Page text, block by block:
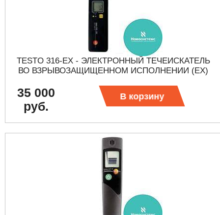
TESTO 316-EX - ЭЛЕКТРОННЫЙ ТЕЧЕИСКАТЕЛЬ
ВО ВЗРЫВОЗАЩИЩЕННОМ ИСПОЛНЕНИИ (EX)
35 000
руб.
В корзину